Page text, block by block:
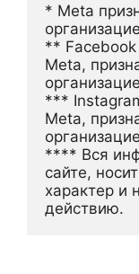
* Meta
**
Meta,
***
Meta,
**** Вся
сайте,
характер и
действию.